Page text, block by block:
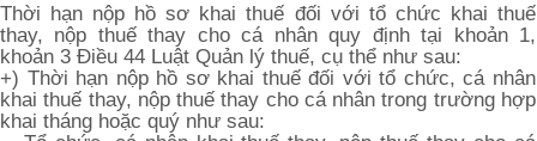
Thời hạn nộp hồ sơ khai thuế đối với tổ chức khai thuế
thay, nộp thuế thay cho cá nhân quy định tại khoản 1,
khoản 3 Điều 44 Luật Quản lý thuế, cụ thể như sau:
+) Thời hạn nộp hồ sơ khai thuế đối với tổ chức, cá nhân
khai thuế thay, nộp thuế thay cho cá nhân trong trường hợp
khai tháng hoặc quý như sau: